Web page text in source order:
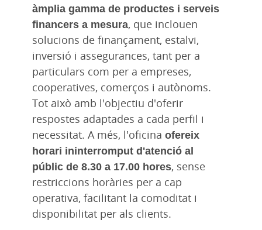
àmplia gamma de productes i serveis
financers a mesura, que inclouen
solucions de finançament, estalvi,
inversió i assegurances, tant per a
particulars com per a empreses,
cooperatives, comerços i autònoms.
Tot això amb l'objectiu d'oferir
respostes adaptades a cada perfil i
necessitat. A més, l'oficina ofereix
horari ininterromput d'atenció al
públic de 8.30 a 17.00 hores, sense
restriccions horàries per a cap
operativa, facilitant la comoditat i
disponibilitat per als clients.